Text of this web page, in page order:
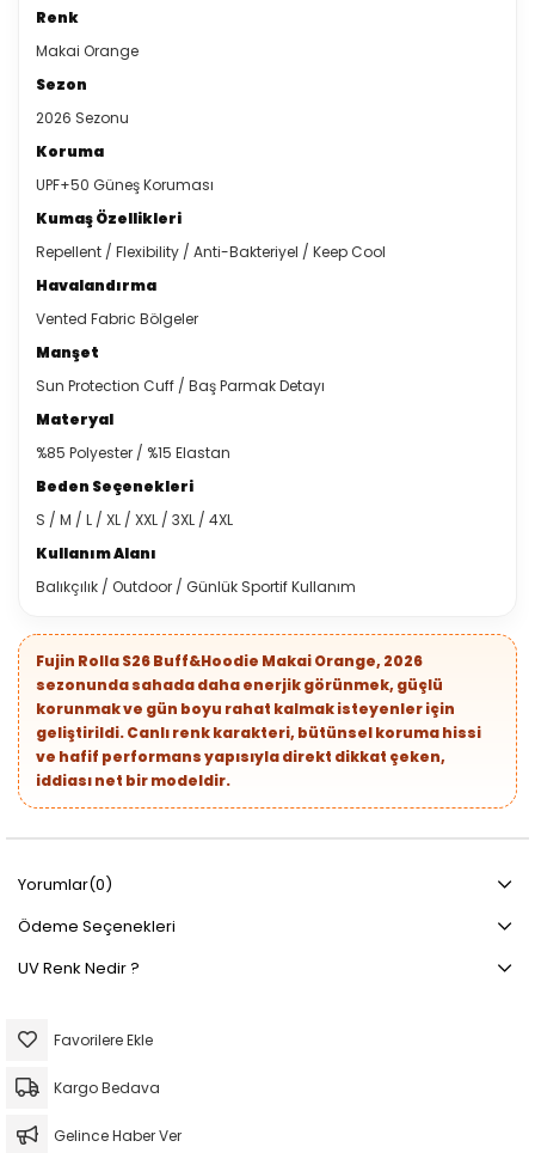
Renk
Makai Orange
Sezon
2026 Sezonu
Koruma
UPF+50 Güneş Koruması
Kumaş Özellikleri
Repellent / Flexibility / Anti-Bakteriyel / Keep Cool
Havalandırma
Vented Fabric Bölgeler
Manşet
Sun Protection Cuff / Baş Parmak Detayı
Materyal
%85 Polyester / %15 Elastan
Beden Seçenekleri
S / M / L / XL / XXL / 3XL / 4XL
Kullanım Alanı
Balıkçılık / Outdoor / Günlük Sportif Kullanım
Fujin Rolla S26 Buff&Hoodie Makai Orange, 2026
sezonunda sahada daha enerjik görünmek, güçlü
korunmak ve gün boyu rahat kalmak isteyenler için
geliştirildi. Canlı renk karakteri, bütünsel koruma hissi
ve hafif performans yapısıyla direkt dikkat çeken,
iddiası net bir modeldir.
Yorumlar(0)
Ödeme Seçenekleri
UV Renk Nedir ?
Favorilere Ekle
Kargo Bedava
Gelince Haber Ver